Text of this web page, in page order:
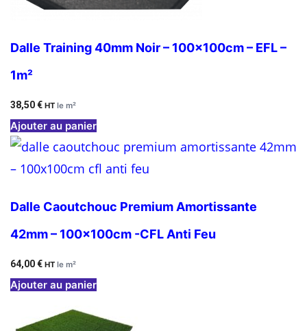
Dalle Training 40mm Noir – 100x100cm – EFL –
1m²
38,50€ HT le m²
Ajouter au panier
Dalle Caoutchouc Premium Amortissante
42mm – 100x100cm -CFL Anti Feu
64,00€ HT le m²
Ajouter au panier